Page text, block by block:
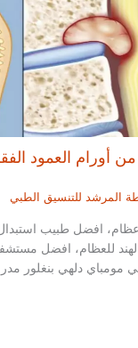
من أورام العمود
المرشد للتنسيق الطبي
افضل طبيب
للعظام، افضل
مومباي دلهي بنغلور